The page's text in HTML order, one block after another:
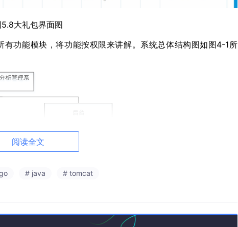
5.8大礼包界面图
功能模块，将功能按权限来讲解。 系统总体结构图如图4-1所
阅读全文
# java # tomcat